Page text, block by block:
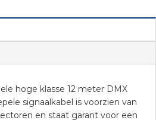
hoge klasse 12 meter DMX
signaalkabel is voorzien van
en staat garant voor een